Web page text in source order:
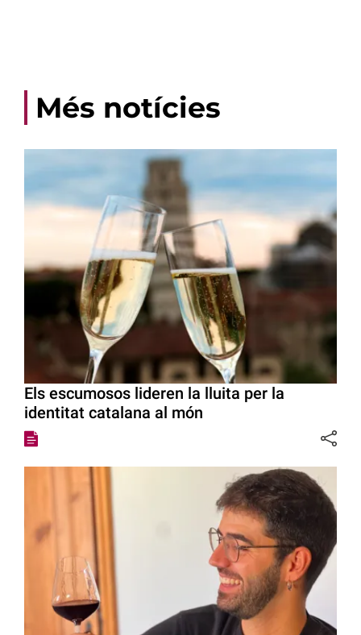
Més notícies
Els escumosos lideren la lluita per la
identitat catalana al món